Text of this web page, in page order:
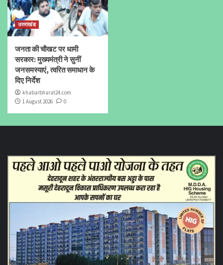
उत्तराखंड
जनता की चौखट पर धामी
सरकार: मुख्यमंत्री ने सुनीं
जनसमस्याएं, त्वरित समाधान के
दिए निर्देश
khabarbharat24.com
1 August 2026
0